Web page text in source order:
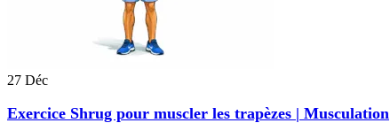
27 Déc
Exercice Shrug pour muscler les trapèzes | Musculation